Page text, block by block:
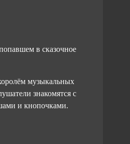
в сказочное
музыкальных
знакомятся с
и кнопочками.